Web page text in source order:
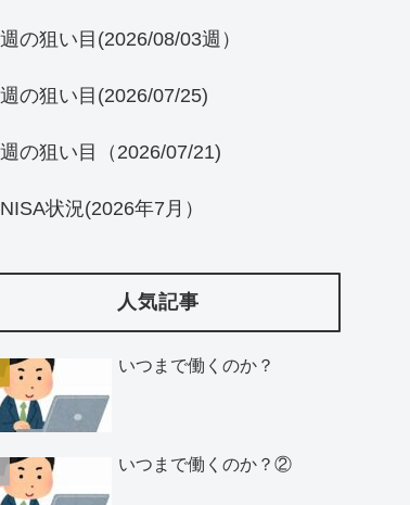
の狙い目(2026/08/03週）
の狙い目(2026/07/25)
の狙い目（2026/07/21)
状況(2026年7月）
人気記事
いつまで働くのか？
いつまで働くのか？②